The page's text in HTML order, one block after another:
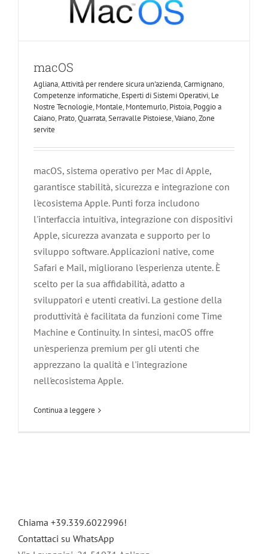
macOS
Agliana,Attività per rendere sicura un'azienda,Carmignano,
Competenze informatiche, Esperti di Sistemi Operativi, Le
Nostre Tecnologie, Montale, Montemurlo, Pistoia, Poggio a
Caiano, Prato,Quarrata,Serravalle Pistoiese,Vaiano,Zone
servite
macOS, sistema operativo per Mac di Apple,
garantisce stabilità, sicurezza e integrazione con
l'ecosistema Apple. Punti forza includono
l'interfaccia intuitiva, integrazione con dispositivi
Apple, sicurezza avanzata e supporto per lo
sviluppo software. Applicazioni native, come
Safari e Mail, migliorano l'esperienza utente. È
scelto per la sua affidabilità, adatto a
sviluppatori e utenti creativi. La gestione della
produttività è facilitata da funzioni come Time
Machine e Continuity. In sintesi, macOS offre
un'esperienza premium per gli utenti che
apprezzano la qualità e l'integrazione
nell'ecosistema Apple.
Continua a leggere
Chiama +39.339.6022996!
Contattaci su WhatsApp